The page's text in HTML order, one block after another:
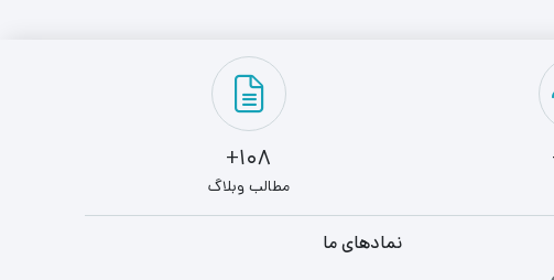
108+
مطالب وبلاگ
نمادهای ما